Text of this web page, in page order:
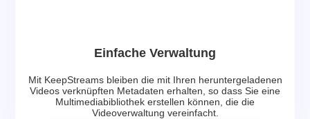
Einfache Verwaltung
Mit KeepStreams bleiben die mit Ihren heruntergeladenen
Videos verknüpften Metadaten erhalten, so dass Sie eine
Multimediabibliothek erstellen können, die die
Videoverwaltung vereinfacht.